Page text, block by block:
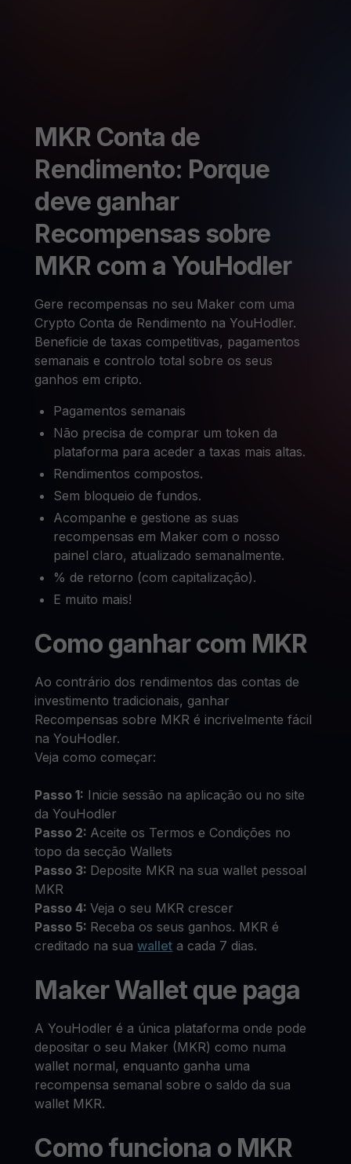
MKR Conta de
Rendimento: Porque
deve ganhar
Recompensas sobre
MKR com a YouHodler
Gere recompensas no seu Maker com uma
Crypto Conta de Rendimento na YouHodler.
Beneficie de taxas competitivas, pagamentos
semanais e controlo total sobre os seus
ganhos em cripto.
Pagamentos semanais
Não precisa de comprar um token da
plataforma para aceder a taxas mais altas.
Rendimentos compostos.
Sem bloqueio de fundos.
Acompanhe e gestione as suas
recompensas em Maker com o nosso
painel claro, atualizado semanalmente.
% de retorno (com capitalização).
E muito mais!
Como ganhar com MKR
Ao contrário dos rendimentos das contas de
investimento tradicionais, ganhar
Recompensas sobre MKR é incrivelmente fácil
na YouHodler.
Veja como começar:
Passo 1: Inicie sessão na aplicação ou no site
da YouHodler
Passo 2: Aceite os Termos e Condições no
topo da secção Wallets
Passo 3: Deposite MKR na sua wallet pessoal
MKR
Passo 4:Veja o seu MKR crescer
Passo 5: Receba os seus ganhos. MKR é
creditado na suawallet a cada 7 dias.
Maker Wallet que paga
A YouHodler é a única plataforma onde pode
depositar o seu Maker (MKR) como numa
wallet normal, enquanto ganha uma
recompensa semanal sobre o saldo da sua
wallet MKR.
Como funciona o MKR